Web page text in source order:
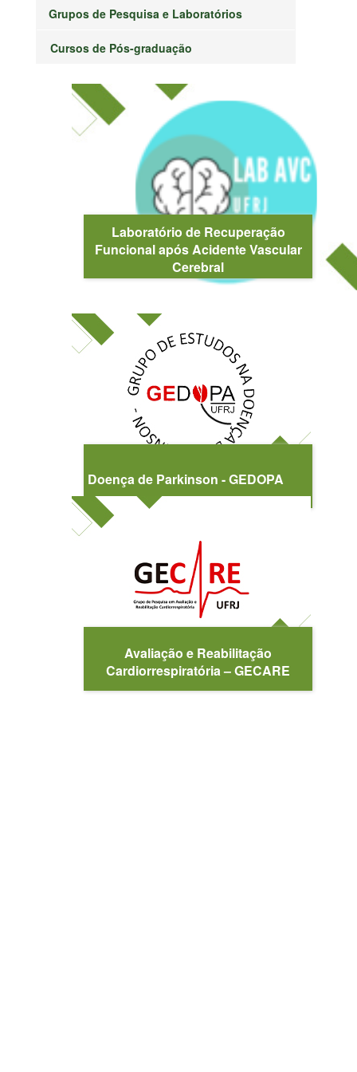
Grupos de Pesquisa e Laboratórios
Cursos de Pós-graduação
Laboratório de Recuperação
Funcional após Acidente Vascular
Cerebral
Doença de Parkinson - GEDOPA
Avaliação e Reabilitação
Cardiorrespiratória – GECARE